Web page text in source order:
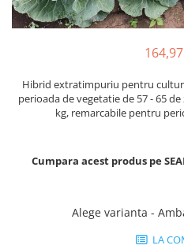
Porumb dulce
Spanac
Varza
Hibrid extratimpuriu pentru
perioada de vegetatie de 57 - 65
kg, remarcabile pentru
Cumpara acest produs pe
Alege varianta -
LA